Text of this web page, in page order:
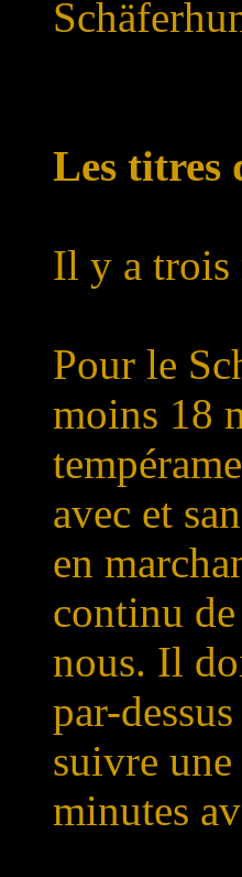
Les titres
Il y a trois
Pour le
moins 18
avec et
en
continu
nous. Il
par-
suivre
minutes